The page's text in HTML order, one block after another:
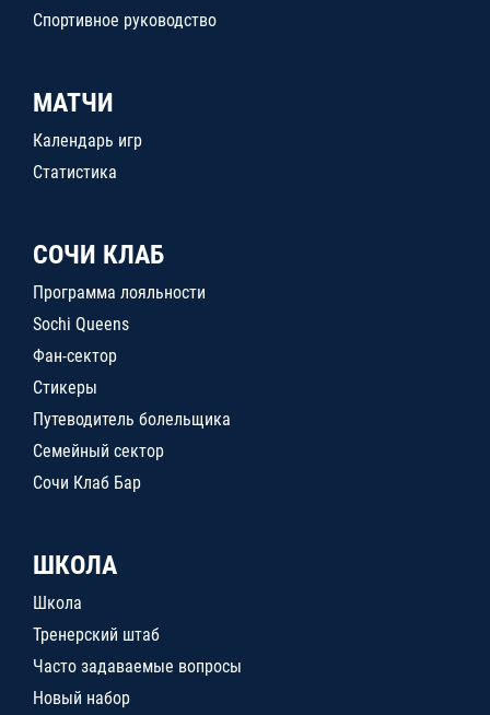
Спортивное руководство
МАТЧИ
Календарь игр
Статистика
СОЧИ КЛАБ
Программа лояльности
Sochi Queens
Фан-сектор
Стикеры
Путеводитель болельщика
Семейный сектор
Сочи Клаб Бар
ШКОЛА
Школа
Тренерский штаб
Часто задаваемые вопросы
Новый набор